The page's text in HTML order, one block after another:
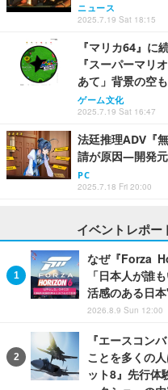
ニュース
2025.7.19 Sat 18:15
『マリカ64』に
『スーパーマリ
あて」背景の空
ゲーム文化
2025.7.19 Sat 16:47
法廷推理ADV『
請が原因―開発
PC
2025.7.18 Fri 20:00
イベントレポー
なぜ『Forza
「日本人が誰
活感のある日
2026.8.9 Sun 12:00
『エースコン
ことを多くの
ット8』先行体